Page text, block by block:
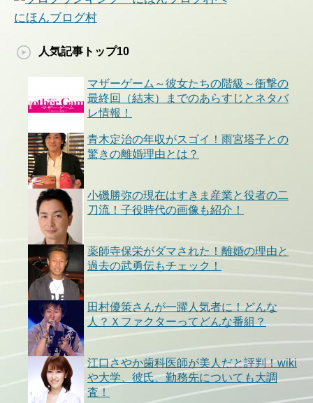
にほんブログ村
人気記事トップ10
マザーゲーム～彼女たちの階級～衝撃の
最終回（結末）までのあらすじとネタバ
レ情報！
青木定治の年収がスゴイ！雨宮塔子との
驚きの離婚理由とは？
小磯勝弥の現在はすきま産業と役者の二
刀流！子役時代の画像も紹介！
薬師寺保栄がダマされた！離婚の理由と
過去の武勇伝もチェック！
田村優策さんが一躍人気者に！どんな
人？Ｘファクターってどんな番組？
江口さやか歯科医師が美人だと評判！wiki
や大学、彼氏、勤務先についても大調
査！